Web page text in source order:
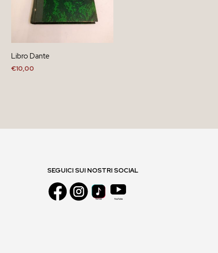
Libro Dante
€10,00
SEGUICI SUI NOSTRI SOCIAL